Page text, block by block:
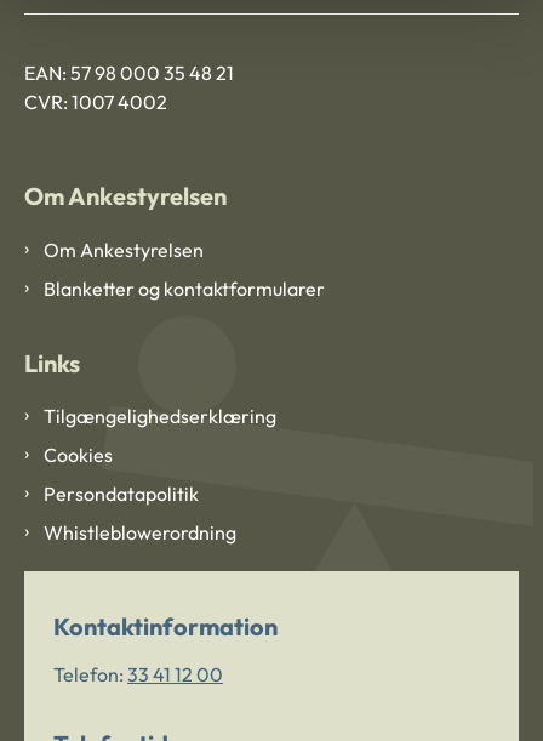
EAN: 57 98 000 35 48 21
CVR: 1007 4002
Om Ankestyrelsen
Om Ankestyrelsen
Blanketter og kontaktformularer
Links
Tilgængelighedserklæring
Cookies
Persondatapolitik
Whistleblowerordning
Kontaktinformation
Telefon: 33 41 12 00